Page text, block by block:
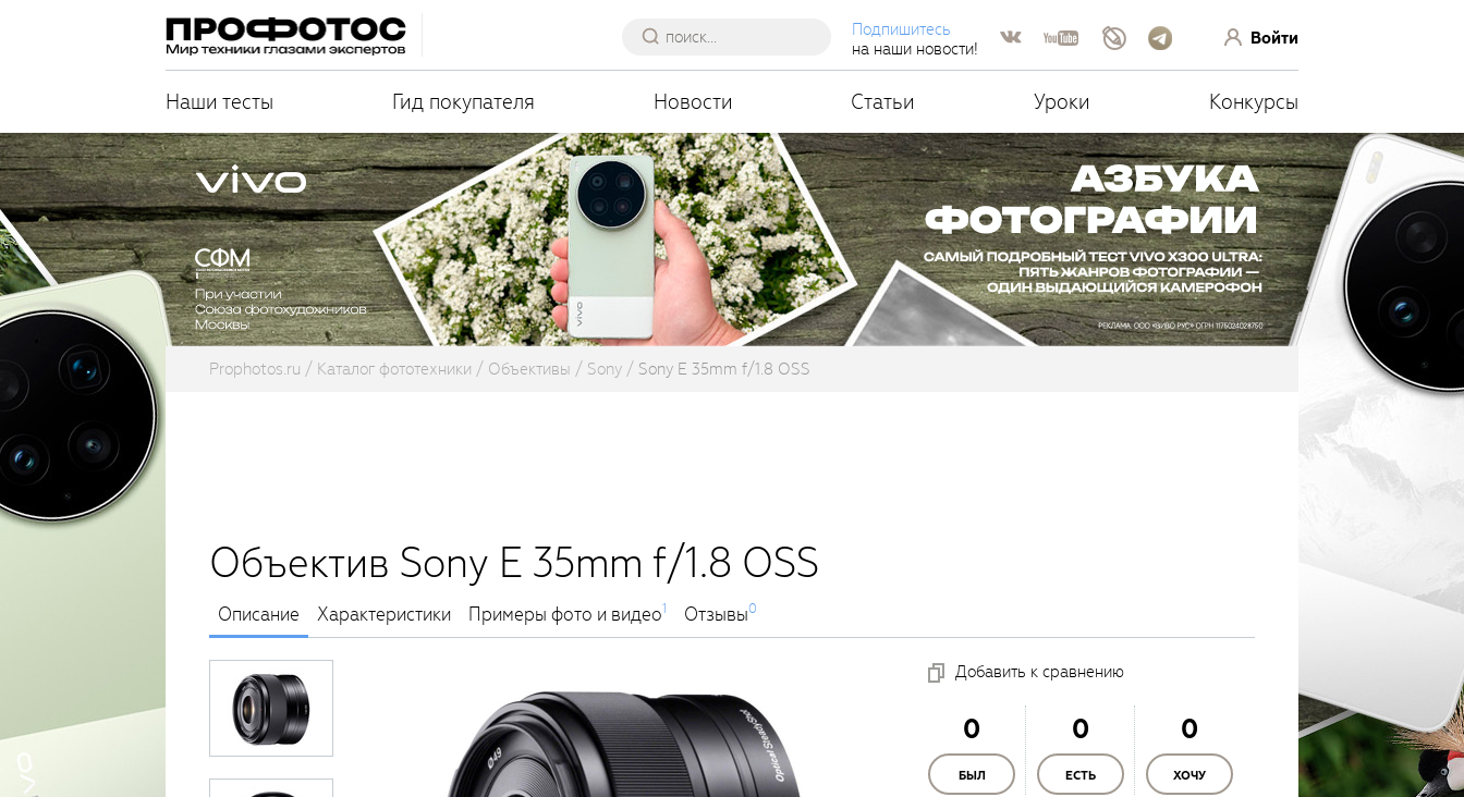
Подпишитесь
на наши новости!
Войти
Наши тесты Гид покупателя Новости Статьи Уроки Конкурсы
Prophotos.ru Каталог фототехники Объективы Sony Sony E 35mm f/1.8 OSS
Объектив Sony E 35mm f/1.8 OSS
Описание Характеристики Примеры фото и видео1 Отзывы0
Добавить к сравнению
0
БЫЛ
0
ЕСТЬ
0
ХОЧУ